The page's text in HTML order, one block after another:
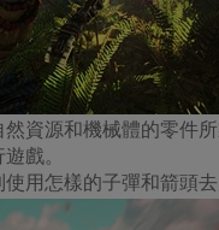
資源和機械體的零件
戲。
用怎樣的子彈和箭頭